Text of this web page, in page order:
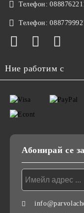
Телефон:
Телефон:
Ние работим с
Абонирай се